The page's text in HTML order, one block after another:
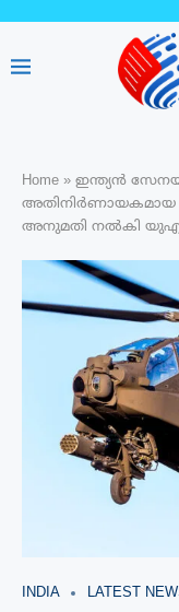
Home » ഇന്ത്യൻ
അതിനിർണായകമായ
അനുമതി നൽകി
INDIA LATEST